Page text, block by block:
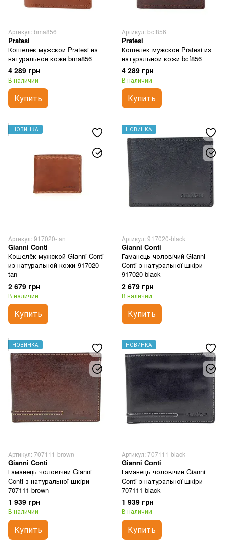
Артикул: bma856
Pratesi
Кошелёк мужской Pratesi из
натуральной кожи bma856
4 289 грн
В наличии
Купить
Артикул: bcf856
Pratesi
Кошелёк мужской Pratesi из
натуральной кожи bcf856
4 289 грн
В наличии
Купить
НОВИНКА
Артикул: 917020-tan
Gianni Conti
Кошелёк мужской Gianni Conti
из натуральной кожи 917020-
tan
2 679 грн
В наличии
Купить
НОВИНКА
Артикул: 917020-black
Gianni Conti
Гаманець чоловічий Gianni
Conti з натуральної шкіри
917020-black
2 679 грн
В наличии
Купить
НОВИНКА
Артикул: 707111-brown
Gianni Conti
Гаманець чоловічий Gianni
Conti з натуральної шкіри
707111-brown
1 939 грн
В наличии
Купить
НОВИНКА
Артикул: 707111-black
Gianni Conti
Гаманець чоловічий Gianni
Conti з натуральної шкіри
707111-black
1 939 грн
В наличии
Купить